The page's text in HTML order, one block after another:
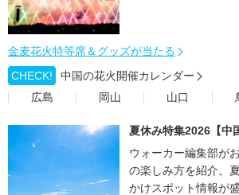
金麦花火特等席＆グッズが当たる
CHECK!
中国の花火開催カレンダー
広島
岡山 山口
夏休み特集2026【中
ウォーカー編集部が
の楽しみ方を紹介。
かけスポット情報が